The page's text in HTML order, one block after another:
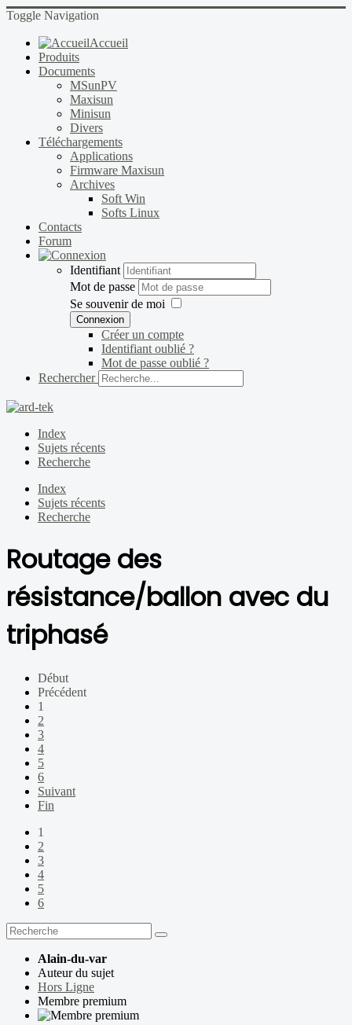
Toggle Navigation
Accueil
Produits
Documents
MSunPV
Maxisun
Minisun
Divers
Téléchargements
Applications
Firmware Maxisun
Archives
Soft Win
Softs Linux
Contacts
Forum
Identifiant
Mot de passe
Se souvenir de moi
Connexion
Créer un compte
Identifiant oublié ?
Mot de passe oublié ?
Rechercher
Index
Sujets récents
Recherche
Index
Sujets récents
Recherche
Routage des
résistance/ballon avec du
triphasé
Début
Précédent
1
2
3
4
5
6
Suivant
Fin
1
2
3
4
5
6
Alain-du-var
Auteur du sujet
Hors Ligne
Membre premium